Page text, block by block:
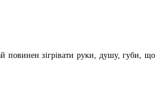
повинен зігрівати руки, душу, губи, що